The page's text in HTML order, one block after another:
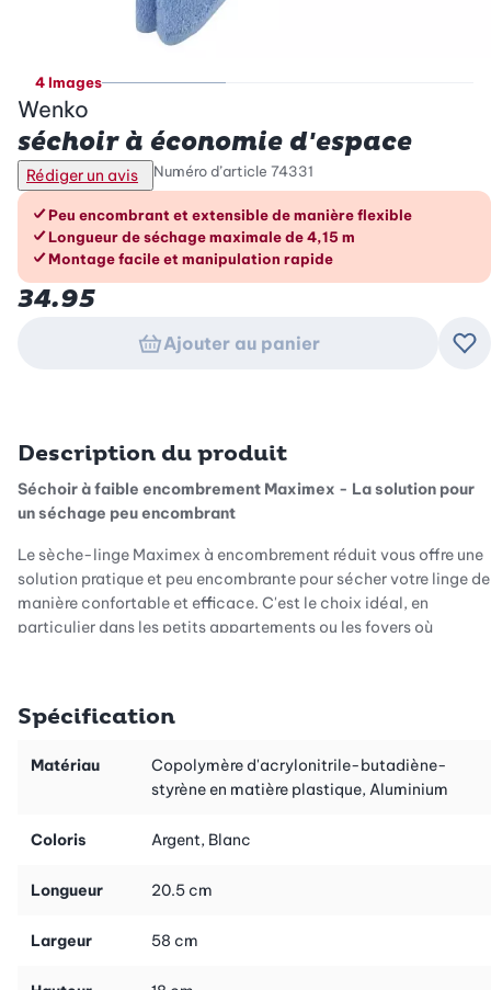
4 Images
Wenko
séchoir à économie d'espace
Rédiger un avis Numéro d’article 74331
Les avantages en un coup d’œil
Peu encombrant et extensible de manière flexible
Longueur de séchage maximale de 4,15 m
Montage facile et manipulation rapide
34.95
Ajouter au panier
Description du produit
Séchoir à faible encombrement Maximex - La solution pour
un séchage peu encombrant
Le sèche-linge Maximex à encombrement réduit vous offre une
solution pratique et peu encombrante pour sécher votre linge de
manière confortable et efficace. C'est le choix idéal, en
particulier dans les petits appartements ou les foyers où
Polyvalence d'utilisation
portes ou des murs, ce qui donne au sèchage une grande
pour les radiateurs plats permettent une fixation stable, ce qui
précieux.
Spécification
Matériau
Copolymère d'acrylonitrile-butadiène-
styrène en matière plastique, Aluminium
Coloris Argent, Blanc
Longueur 20.5 cm
Largeur 58 cm